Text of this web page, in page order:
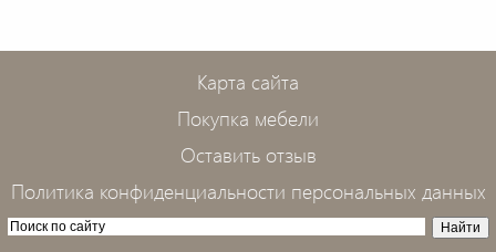
Карта сайта
Покупка мебели
Оставить отзыв
Политика конфиденциальности персональных данных